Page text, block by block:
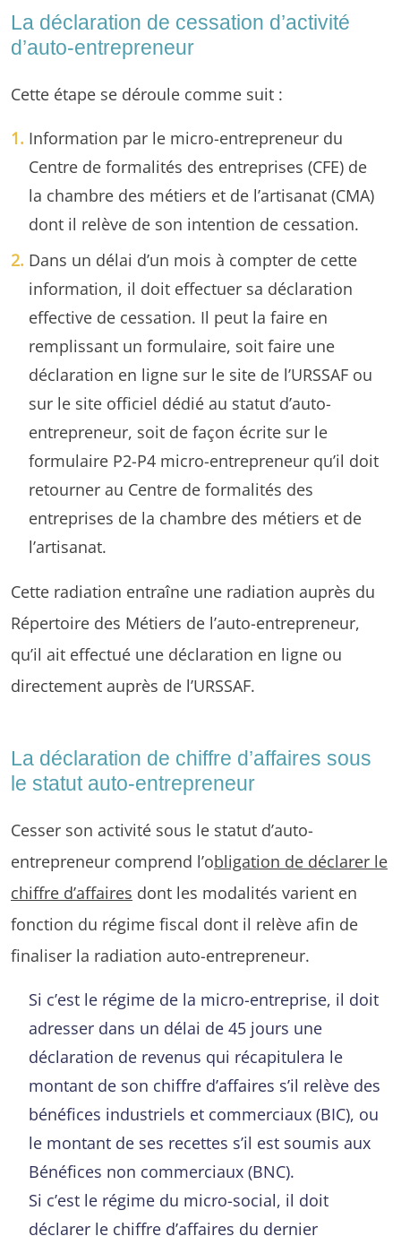
La déclaration de cessation d’activité
d’auto-entrepreneur
Cette étape se déroule comme suit :
Information par le micro-entrepreneur du
Centre de formalités des entreprises (CFE) de
la chambre des métiers et de l’artisanat (CMA)
dont il relève de son intention de cessation.
Dans un délai d’un mois à compter de cette
information, il doit effectuer sa déclaration
effective de cessation. Il peut la faire en
remplissant un formulaire, soit faire une
déclaration en ligne sur le site de l’URSSAF ou
sur le site officiel dédié au statut d’auto-
entrepreneur, soit de façon écrite sur le
formulaire P2-P4 micro-entrepreneur qu’il doit
retourner au Centre de formalités des
entreprises de la chambre des métiers et de
l’artisanat.
Cette radiation entraîne une radiation auprès du
Répertoire des Métiers de l’auto-entrepreneur,
qu’il ait effectué une déclaration en ligne ou
directement auprès de l’URSSAF.
La déclaration de chiffre d’affaires sous
le statut auto-entrepreneur
Cesser son activité sous le statut d’auto-
entrepreneur comprend l’obligation de déclarer le
chiffre d’affaires dont les modalités varient en
fonction du régime fiscal dont il relève afin de
finaliser la radiation auto-entrepreneur.
Si c’est le régime de la micro-entreprise, il doit
adresser dans un délai de 45 jours une
déclaration de revenus qui récapitulera le
montant de son chiffre d’affaires s’il relève des
bénéfices industriels et commerciaux (BIC), ou
le montant de ses recettes s’il est soumis aux
Bénéfices non commerciaux (BNC).
Si c’est le régime du micro-social, il doit
déclarer le chiffre d’affaires du dernier